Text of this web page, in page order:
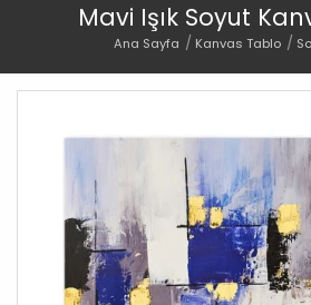
Mavi Işık Soyut
Ana Sayfa Kanvas Tablo